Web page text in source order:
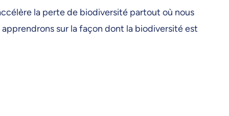
la perte de biodiversité partout où nous
apprendrons sur la façon dont la biodiversité est